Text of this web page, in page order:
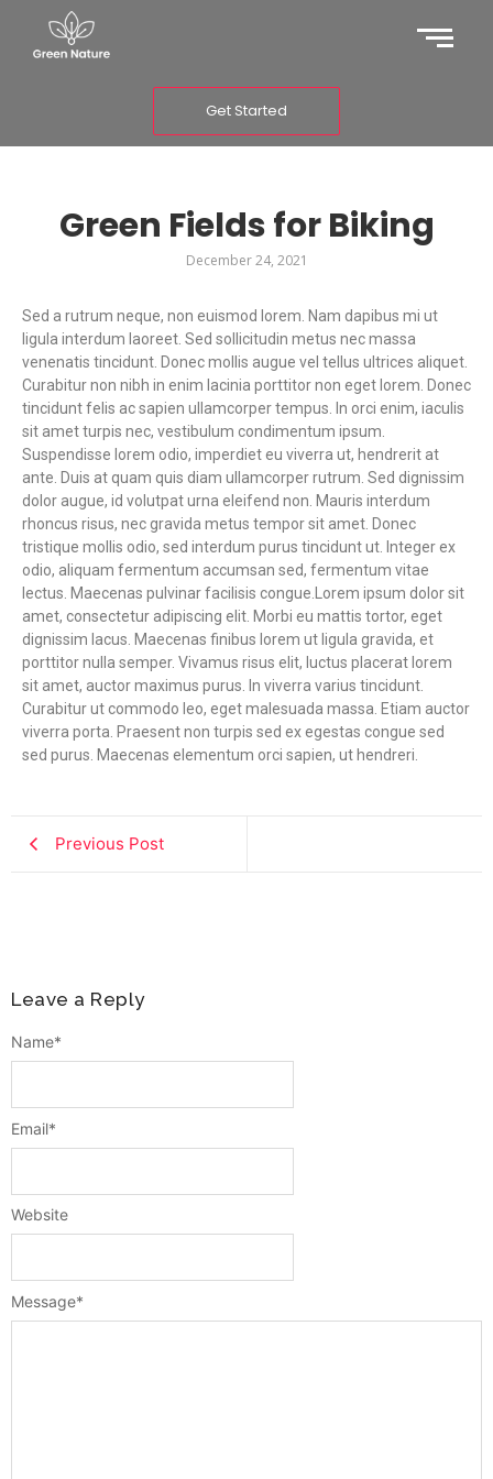
Get Started
Green Fields for Biking
December 24, 2021
Sed a rutrum neque, non euismod lorem. Nam dapibus mi ut
ligula interdum laoreet. Sed sollicitudin metus nec massa
venenatis tincidunt. Donec mollis augue vel tellus ultrices aliquet.
Curabitur non nibh in enim lacinia porttitor non eget lorem. Donec
tincidunt felis ac sapien ullamcorper tempus. In orci enim, iaculis
sit amet turpis nec, vestibulum condimentum ipsum.
Suspendisse lorem odio, imperdiet eu viverra ut, hendrerit at
ante. Duis at quam quis diam ullamcorper rutrum. Sed dignissim
dolor augue, id volutpat urna eleifend non. Mauris interdum
rhoncus risus, nec gravida metus tempor sit amet. Donec
tristique mollis odio, sed interdum purus tincidunt ut. Integer ex
odio, aliquam fermentum accumsan sed, fermentum vitae
lectus. Maecenas pulvinar facilisis congue.Lorem ipsum dolor sit
amet, consectetur adipiscing elit. Morbi eu mattis tortor, eget
dignissim lacus. Maecenas finibus lorem ut ligula gravida, et
porttitor nulla semper. Vivamus risus elit, luctus placerat lorem
sit amet, auctor maximus purus. In viverra varius tincidunt.
Curabitur ut commodo leo, eget malesuada massa. Etiam auctor
viverra porta. Praesent non turpis sed ex egestas congue sed
sed purus. Maecenas elementum orci sapien, ut hendreri.
Previous Post
Leave a Reply
Message*
Name*
Email*
Website